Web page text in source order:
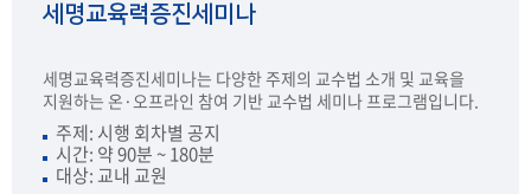
세명교육력증진세미나
세명교육력증진세미나는 다양한 주제의 교수법 소개 및 교육을
지원하는 온·오프라인 참여 기반 교수법 세미나 프로그램입니다.
주제: 시행 회차별 공지
시간: 약 90분 ~ 180분
대상: 교내 교원